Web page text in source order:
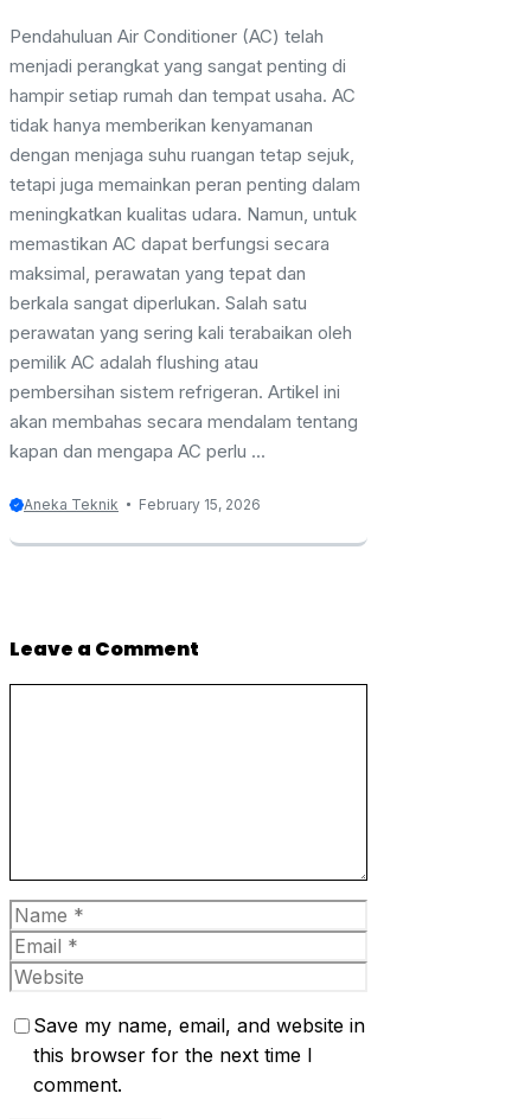
Pendahuluan Air Conditioner (AC) telah
menjadi perangkat yang sangat penting di
hampir setiap rumah dan tempat usaha. AC
tidak hanya memberikan kenyamanan
dengan menjaga suhu ruangan tetap sejuk,
tetapi juga memainkan peran penting dalam
meningkatkan kualitas udara. Namun, untuk
memastikan AC dapat berfungsi secara
maksimal, perawatan yang tepat dan
berkala sangat diperlukan. Salah satu
perawatan yang sering kali terabaikan oleh
pemilik AC adalah flushing atau
pembersihan sistem refrigeran. Artikel ini
akan membahas secara mendalam tentang
kapan dan mengapa AC perlu ...
Aneka Teknik February 15, 2026
Leave a Comment
Name
Email
Website
Save my name, email, and website in
this browser for the next time I
comment.